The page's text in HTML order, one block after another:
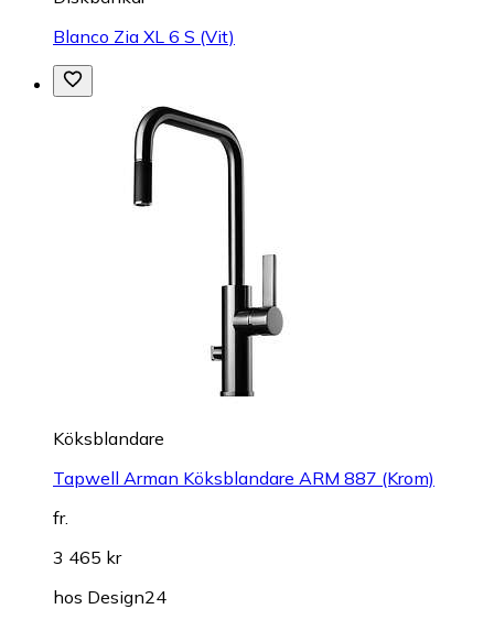
Blanco Zia XL 6 S (Vit)
Köksblandare
Tapwell Arman Köksblandare ARM 887 (Krom)
fr.
3 465 kr
hos Design24